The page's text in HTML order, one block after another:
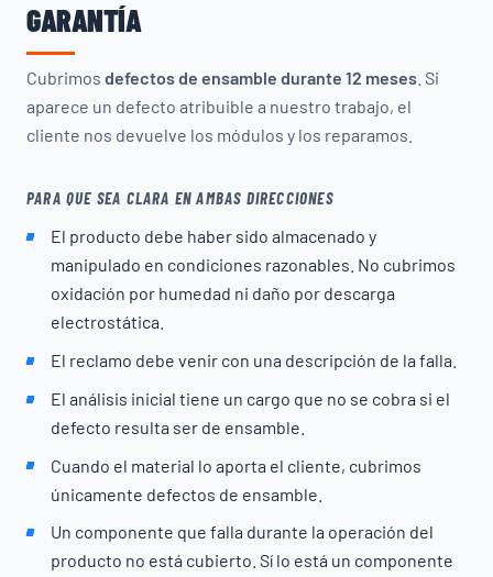
GARANTÍA
Cubrimos defectos de ensamble durante 12 meses . Si
aparece un defecto atribuible a nuestro trabajo, el
cliente nos devuelve los módulos y los reparamos.
PARA QUE SEA CLARA EN AMBAS DIRECCIONES
El producto debe haber sido almacenado y
manipulado en condiciones razonables. No cubrimos
oxidación por humedad ni daño por descarga
electrostática.
El reclamo debe venir con una descripción de la falla.
El análisis inicial tiene un cargo que no se cobra si el
defecto resulta ser de ensamble.
Cuando el material lo aporta el cliente, cubrimos
únicamente defectos de ensamble.
Un componente que falla durante la operación del
producto no está cubierto. Sí lo está un componente